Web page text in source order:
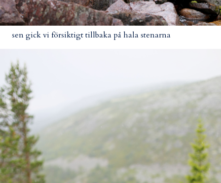
sen gick vi försiktigt tillbaka på hala stenarna